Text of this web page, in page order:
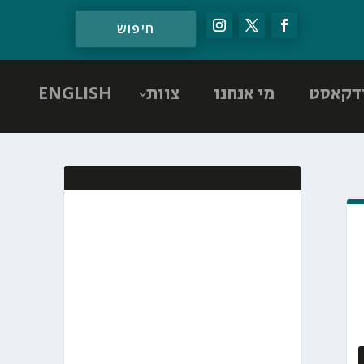
מי אנחנו צוות ENGLISH